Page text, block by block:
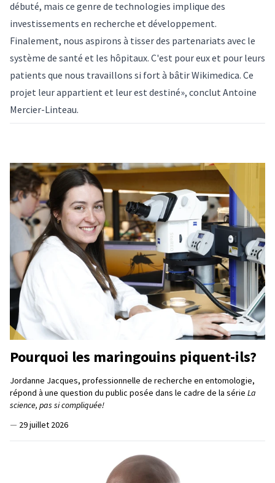
débuté, mais ce genre de technologies implique des
investissements en recherche et développement.
Finalement, nous aspirons à tisser des partenariats avec le
système de santé et les hôpitaux. C'est pour eux et pour leurs
patients que nous travaillons si fort à bâtir Wikimedica. Ce
projet leur appartient et leur est destiné», conclut Antoine
Mercier-Linteau.
Pourquoi les maringouins piquent-ils?
Jordanne Jacques, professionnelle de recherche en entomologie,
répond à une question du public posée dans le cadre de la série La
science, pas si compliquée!
— 29 juillet 2026